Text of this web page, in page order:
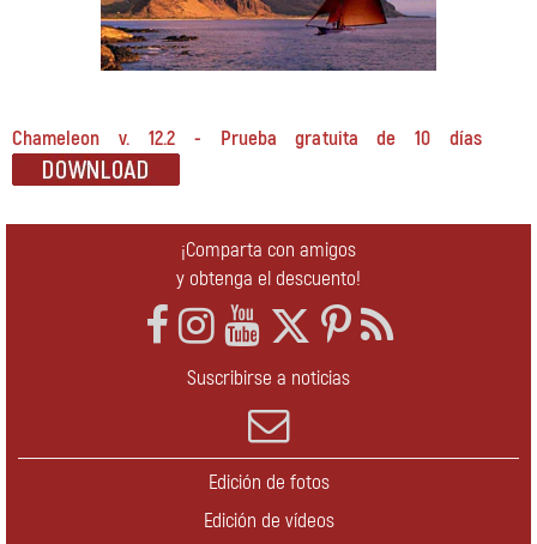
Chameleon v. 12.2 - Prueba gratuita de 10 días
¡Comparta con amigos
y obtenga el descuento!
Suscribirse a noticias
Edición de fotos
Edición de vídeos